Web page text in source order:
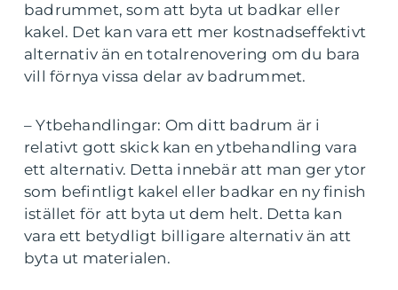
badrummet, som att byta ut badkar eller
kakel. Det kan vara ett mer kostnadseffektivt
alternativ än en totalrenovering om du bara
vill förnya vissa delar av badrummet.
– Ytbehandlingar: Om ditt badrum är i
relativt gott skick kan en ytbehandling vara
ett alternativ. Detta innebär att man ger ytor
som befintligt kakel eller badkar en ny finish
istället för att byta ut dem helt. Detta kan
vara ett betydligt billigare alternativ än att
byta ut materialen.